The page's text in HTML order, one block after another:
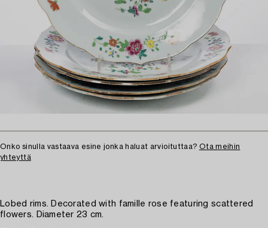
Onko sinulla vastaava esine jonka haluat arvioituttaa? Ota meihin
yhteyttä
Lobed rims. Decorated with famille rose featuring scattered
flowers. Diameter 23 cm.